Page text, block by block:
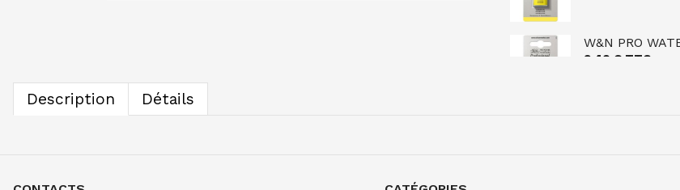
W&N PRO
9.40 € TTC
Description Détails